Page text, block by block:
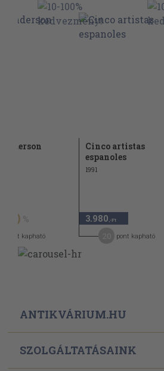
50
pont kapható
Cinco artistas
espanoles
1991
3.980 ,-Ft
pont kapható
ANTIKVÁRIUM.HU
SZOLGÁLTATÁSAINK